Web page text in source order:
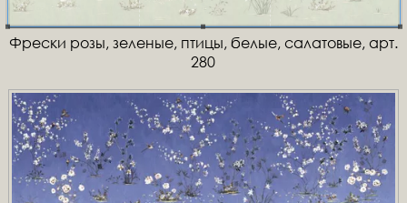
Фрески розы, зеленые, птицы, белые, салатовые, арт.
280